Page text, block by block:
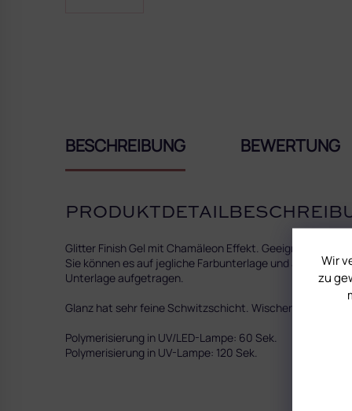
Wir
zu
BESCHREIBUNG BEWERTUNG
Glitter Finish Gel mit Chamäleon Effekt. Geeignet für die,
Sie können es auf jegliche Farbunterlage und auch auf
Unterlage aufgetragen.
Glanz hat sehr feine Schwitzschicht. Wischen Sie mitthilfe
Polymerisierung in UV/LED-Lampe: 60 Sek.
Polymerisierung in UV-Lampe: 120 Sek.